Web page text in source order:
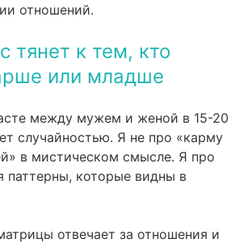
кармический сценарий
в возрасте действительно
а когда нет
отношений.
тянет к тем, кто
или младше
между мужем и женой в 15-20
случайностью. Я не про «карму
в мистическом смысле. Я про
паттерны, которые видны в
отвечает за отношения и